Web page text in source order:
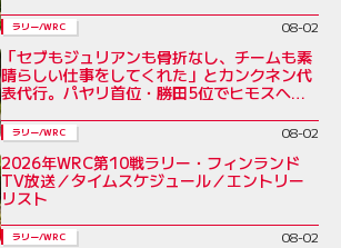
ラリー/WRC 08-02
「セブもジュリアンも骨折なし、チームも素
晴らしい仕事をしてくれた」とカンクネン代
表代行。パヤリ首位・勝田5位でヒモスへ／
ラリー/WRC 08-02
2026年WRC第10戦ラリー・フィンランド
TV放送／タイムスケジュール／エントリー
リスト
ラリー/WRC 08-02